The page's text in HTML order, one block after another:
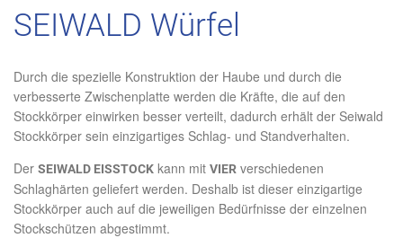
SEIWALD Würfel
Durch die spezielle Konstruktion der Haube und durch die
verbesserte Zwischenplatte werden die Kräfte, die auf den
Stockkörper einwirken besser verteilt, dadurch erhält der Seiwald
Stockkörper sein einzigartiges Schlag- und Standverhalten.
Der SEIWALD EISSTOCK kann mit VIER verschiedenen
Schlaghärten geliefert werden. Deshalb ist dieser einzigartige
Stockkörper auch auf die jeweiligen Bedürfnisse der einzelnen
Stockschützen abgestimmt.